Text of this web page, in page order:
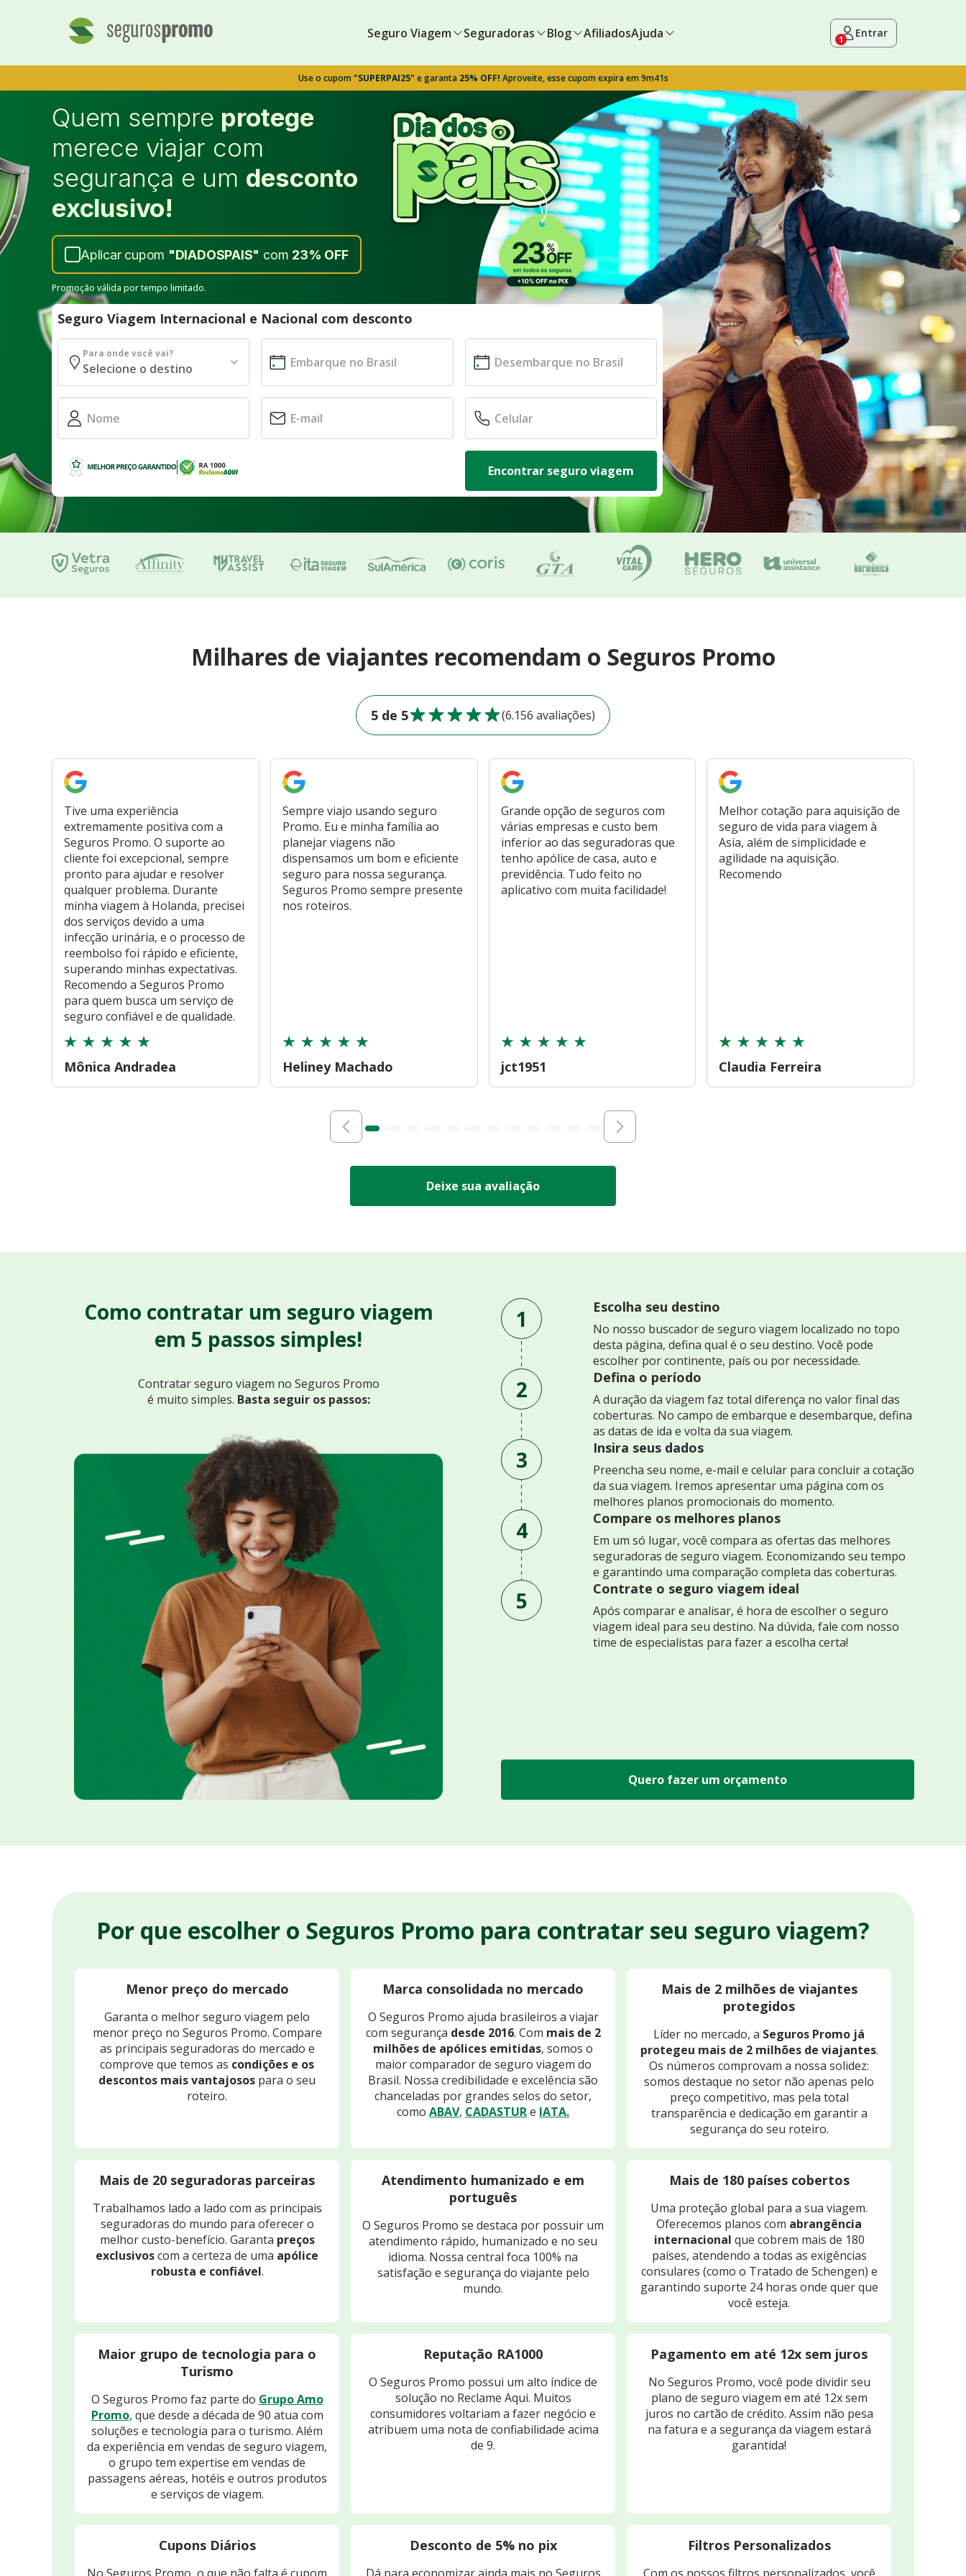
Seguro Viagem Seguradoras Blog AfiliadosAjuda 1 Entrar
Use o cupom"SUPERPAI25" e garanta 25% OFF! Aproveite, esse cupom expira em 9m40s
Quem sempre protege
merece viajar com
segurança e um desconto
exclusivo!
Aplicar cupom "DIADOSPAIS" com 23% OFF
Promoção válida por tempo limitado.
Seguro Viagem Internacional e Nacional com desconto
Para onde você vai?
Encontrar seguro viagem
Milhares de viajantes recomendam o Seguros Promo
5 de 5 (6.156 avaliações)
Tive uma experiência
extremamente positiva com a
Seguros Promo. O suporte ao
cliente foi excepcional, sempre
pronto para ajudar e resolver
qualquer problema. Durante
minha viagem à Holanda, precisei
dos serviços devido a uma
infecção urinária, e o processo de
reembolso foi rápido e eficiente,
superando minhas expectativas.
Recomendo a Seguros Promo
para quem busca um serviço de
seguro confiável e de qualidade.
Mônica Andradea
Sempre viajo usando seguro
Promo. Eu e minha família ao
planejar viagens não
dispensamos um bom e eficiente
seguro para nossa segurança.
Seguros Promo sempre presente
nos roteiros.
Heliney Machado
Grande opção de seguros com
várias empresas e custo bem
inferior ao das seguradoras que
tenho apólice de casa, auto e
previdência. Tudo feito no
aplicativo com muita facilidade!
jct1951
Melhor cotação para aquisição de
seguro de vida para viagem à
Asia, além de simplicidade e
agilidade na aquisição.
Recomendo
Claudia Ferreira
Deixe sua avaliação
Como contratar um seguro viagem
em 5 passos simples!
Contratar seguro viagem no Seguros Promo
é muito simples. Basta seguir os passos:
1 Escolha seu destino
No nosso buscador de seguro viagem localizado no topo
desta página, defina qual é o seu destino. Você pode
escolher por continente, país ou por necessidade.
2 Defina o período
A duração da viagem faz total diferença no valor final das
coberturas. No campo de embarque e desembarque, defina
as datas de ida e volta da sua viagem.
3 Insira seus dados
Preencha seu nome, e-mail e celular para concluir a cotação
da sua viagem. Iremos apresentar uma página com os
melhores planos promocionais do momento.
4 Compare os melhores planos
Em um só lugar, você compara as ofertas das melhores
seguradoras de seguro viagem. Economizando seu tempo
e garantindo uma comparação completa das coberturas.
5 Contrate o seguro viagem ideal
Após comparar e analisar, é hora de escolher o seguro
viagem ideal para seu destino. Na dúvida, fale com nosso
time de especialistas para fazer a escolha certa!
Quero fazer um orçamento
Por que escolher o Seguros Promo para contratar seu seguro viagem?
Menor preço do mercado
Garanta o melhor seguro viagem pelo
menor preço no Seguros Promo. Compare
as principais seguradoras do mercado e
comprove que temos as condições e os
descontos mais vantajosos para o seu
roteiro.
Marca consolidada no mercado
O Seguros Promo ajuda brasileiros a viajar
com segurança desde 2016. Com mais de 2
milhões de apólices emitidas, somos o
maior comparador de seguro viagem do
Brasil. Nossa credibilidade e excelência são
chanceladas por grandes selos do setor,
como ABAV, CADASTURe IATA.
Mais de 2 milhões de viajantes
protegidos
Líder no mercado, a Seguros Promo já
protegeu mais de 2 milhões de viajantes.
Os números comprovam a nossa solidez:
somos destaque no setor não apenas pelo
preço competitivo, mas pela total
transparência e dedicação em garantir a
segurança do seu roteiro.
Mais de 20 seguradoras parceiras
Trabalhamos lado a lado com as principais
seguradoras do mundo para oferecer o
melhor custo-benefício. Garanta preços
exclusivoscom a certeza de uma apólice
robusta e confiável.
Atendimento humanizado e em
português
O Seguros Promo se destaca por possuir um
atendimento rápido, humanizado e no seu
idioma. Nossa central foca 100% na
satisfação e segurança do viajante pelo
mundo.
Mais de 180 países cobertos
Uma proteção global para a sua viagem.
Oferecemos planos com abrangência
internacional que cobrem mais de 180
países, atendendo a todas as exigências
consulares (como o Tratado de Schengen) e
garantindo suporte 24 horas onde quer que
você esteja.
Maior grupo de tecnologia para o
Turismo
O Seguros Promo faz parte do Grupo Amo
Promo, que desde a década de 90 atua com
soluções e tecnologia para o turismo. Além
da experiência em vendas de seguro viagem,
o grupo tem expertise em vendas de
passagens aéreas, hotéis e outros produtos
e serviços de viagem.
Reputação RA1000
O Seguros Promo possui um alto índice de
solução no Reclame Aqui. Muitos
consumidores voltariam a fazer negócio e
atribuem uma nota de confiabilidade acima
de 9.
Pagamento em até 12x sem juros
No Seguros Promo, você pode dividir seu
plano de seguro viagem em até 12x sem
juros no cartão de crédito. Assim não pesa
na fatura e a segurança da viagem estará
garantida!
Cupons Diários Desconto de 5% no pix Filtros Personalizados